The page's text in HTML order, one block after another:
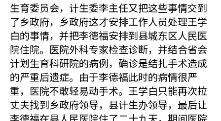
生育委员会，计生委李主任又把这些事情交到
了乡政府，乡政府这才安排工作人员处理王学
白的事情，并把李德福安排到县城东区人民医
院住院。医院外科专家检查诊断，并结合省会
计划生育科研院的病例，确诊是结扎手术造成
的严重后遗症。由于李德福此时的病情很严
重，医院不敢轻易动手术。王学白只能再次拉
丈夫找到乡政府领导，县计生办领导，最后让